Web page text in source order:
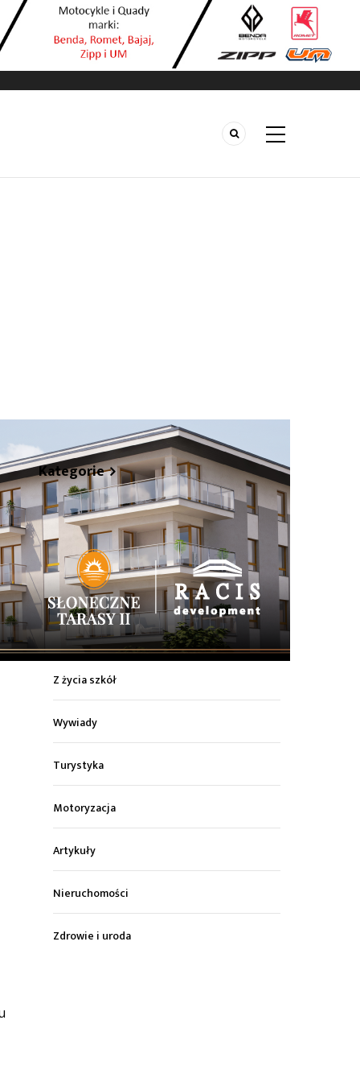
Kategorie
Z życia miasta
Sport
Kultura
Wiadomości z regionu
Z życia szkół
Wywiady
Turystyka
Motoryzacja
Artykuły
Nieruchomości
Zdrowie i uroda